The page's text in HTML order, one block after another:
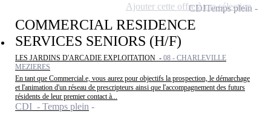
COMMERCIAL RESIDENCE
SERVICES SENIORS (H/F)
LES JARDINS D'ARCADIE EXPLOITATION - 08 - CHARLEVILLE
MEZIERES
En tant que Commercial.e, vous aurez pour objectifs la prospection, le démarchage
et l'animation d'un réseau de prescripteurs ainsi que l'accompagnement des futurs
résidents de leur premier contact à...
CDI - Temps plein
CDITemps plein
Ajouter cette offre à ma sélection